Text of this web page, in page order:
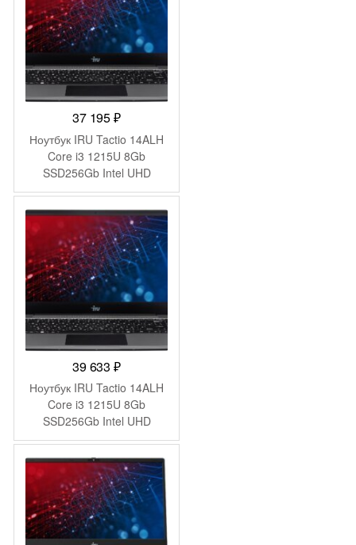
37 195₽
Ноутбук IRU Tactio 14ALH
Core i3 1215U 8Gb
SSD256Gb Intel UHD
Graphics 14″ IPS FHD
(1920×1080) FreeDOS grey
WiFi BT Cam 4000mAh
(2058897)
39 633₽
Ноутбук IRU Tactio 14ALH
Core i3 1215U 8Gb
SSD256Gb Intel UHD
Graphics 14″ IPS FHD
(1920×1080) Windows 11
Pro Multi Language 64 grey
WiFi BT Cam 4000mAh
(2059058)